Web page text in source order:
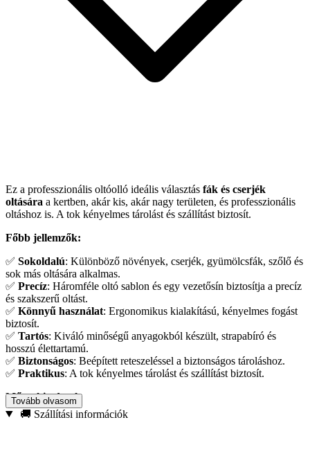
Ez a professzionális oltóolló ideális választás fák és cserjék
oltására a kertben, akár kis, akár nagy területen, és professzionális
oltáshoz is. A tok kényelmes tárolást és szállítást biztosít.
Főbb jellemzők:
✅ Sokoldalú: Különböző növények, cserjék, gyümölcsfák, szőlő és
sok más oltására alkalmas.
✅ Precíz: Háromféle oltó sablon és egy vezetősín biztosítja a precíz
és szakszerű oltást.
✅ Könnyű használat: Ergonomikus kialakítású, kényelmes fogást
biztosít.
✅ Tartós: Kiváló minőségű anyagokból készült, strapabíró és
hosszú élettartamú.
✅ Biztonságos: Beépített reteszeléssel a biztonságos tároláshoz.
✅ Praktikus: A tok kényelmes tárolást és szállítást biztosít.
Műszaki adatok:
Hossz: 21 cm
Tovább olvasom
🚚 Szállítási információk